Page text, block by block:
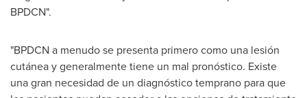
BPDCN".
"BPDCN a menudo se presenta primero como una lesión
cutánea y generalmente tiene un mal pronóstico. Existe
una gran necesidad de un diagnóstico temprano para que